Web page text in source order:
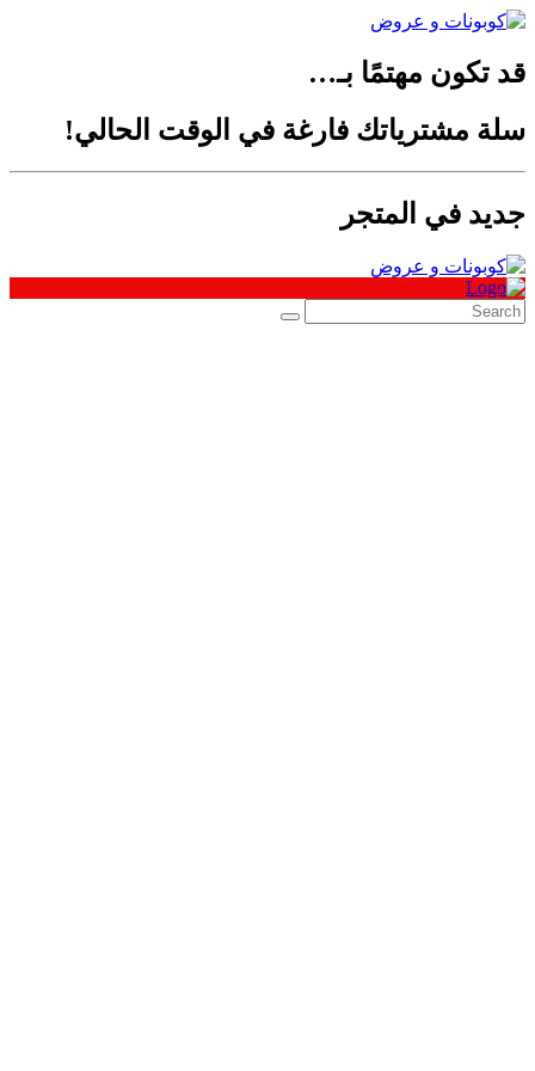
قد تكون مهتمًا بـ…
سلة مشترياتك فارغة في الوقت الحالي!
جديد في المتجر